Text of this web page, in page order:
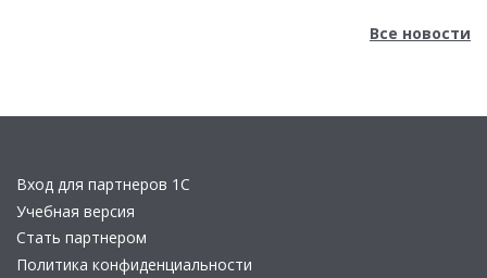
Все новости
Вход для партнеров 1С
Учебная версия
Стать партнером
Политика конфиденциальности